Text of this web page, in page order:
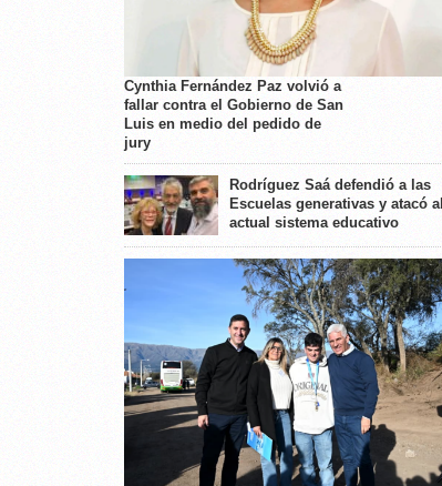
Cynthia Fernández Paz volvió a
fallar contra el Gobierno de San
Luis en medio del pedido de
jury
Rodríguez Saá defendió a las
Escuelas generativas y atacó al
actual sistema educativo